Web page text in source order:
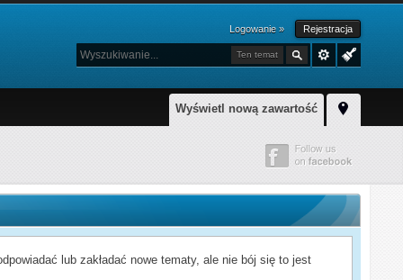
Logowanie » Rejestracja
Ten temat
Wyświetl nową zawartość
lub zakładać nowe tematy, ale nie bój się to jest